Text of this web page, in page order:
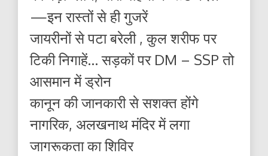
—इन रास्तों से ही गुजरें
जायरीनों से पटा बरेली , कुल शरीफ पर
टिकी निगाहें… सड़कों पर DM – SSP तो
आसमान में ड्रोन
कानून की जानकारी से सशक्त होंगे
नागरिक, अलखनाथ मंदिर में लगा
जागरूकता का शिविर